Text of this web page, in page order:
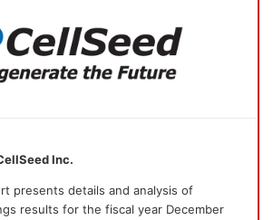
Inc.
presents details and analysis of
results for the fiscal year December